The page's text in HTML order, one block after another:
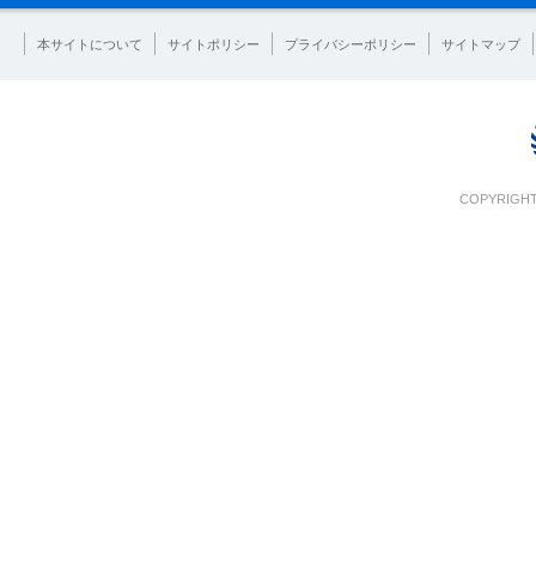
本サイトについて サイトポリシー プライバシーポリシー サイトマップ